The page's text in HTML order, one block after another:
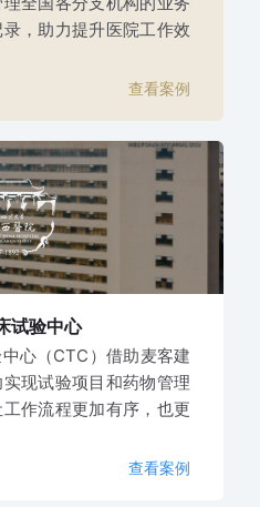
，助力提升医院工作效
查看案例
试验中心
心（CTC）借助麦客建
现试验项目和药物管理
作流程更加有序，也更
查看案例